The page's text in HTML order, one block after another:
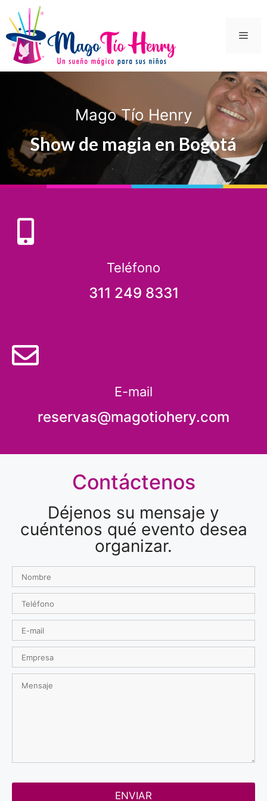
Mago Tío Henry
Show de magia en Bogotá
Teléfono
311 249 8331
E-mail
reservas@magotiohery.com
Contáctenos
Déjenos su mensaje y
cuéntenos qué evento desea
organizar.